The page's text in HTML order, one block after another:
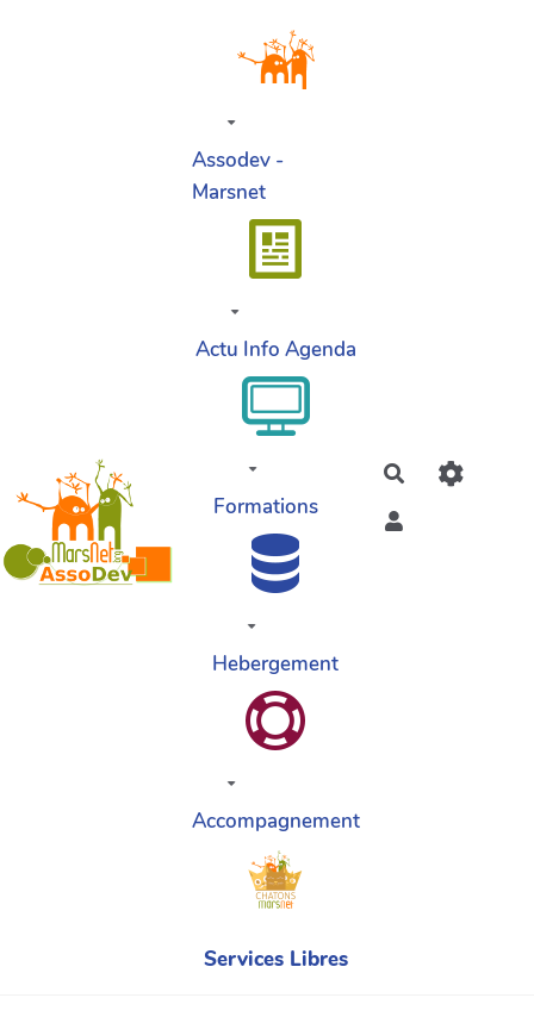
Assodev -
Marsnet
Actu Info Agenda
Formations
Hebergement
Accompagnement
Services Libres
Rechercher